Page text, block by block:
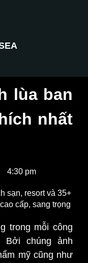
lùa ban
nhất
4:30 pm
trong mỗi công
chúng ảnh
mỹ cũng như